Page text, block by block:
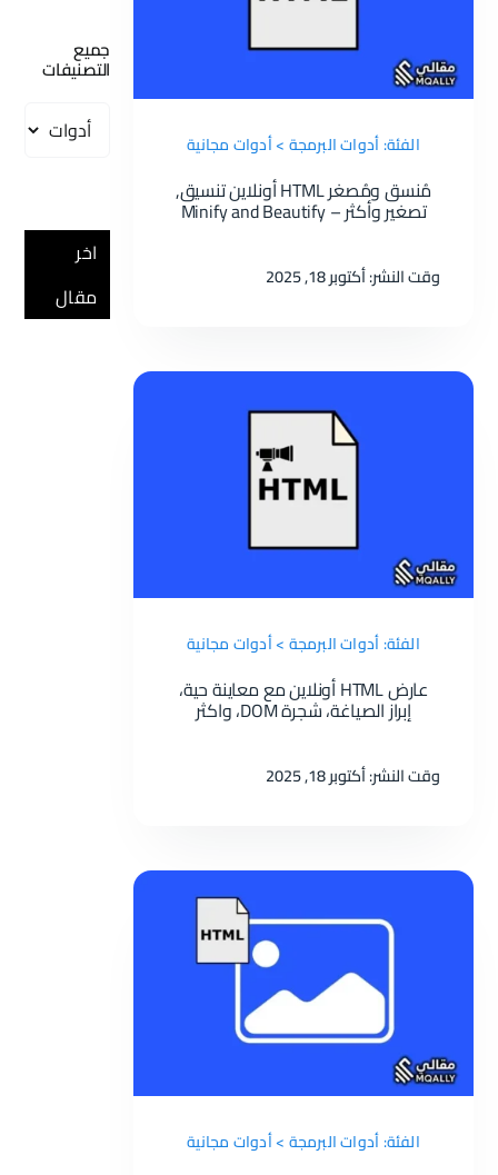
الفئة: أدوات البرمجة > أدوات مجانية
مُنسق ومُصغر HTML أونلاين تنسيق,
تصغير وأكثر – Minify and Beautify
وقت النشر: أكتوبر 18, 2025
الفئة: أدوات البرمجة > أدوات مجانية
عارض HTML أونلاين مع معاينة حية،
إبراز الصياغة، شجرة DOM، واكثر
وقت النشر: أكتوبر 18, 2025
الفئة: أدوات البرمجة > أدوات مجانية
جميع
التصنيفات
جميع
التصنيفات
اخر
مقال
حل مشكلة ورسالة “There was a problem with Nvidia App” دليل خطوة بخطوة لعام 2026